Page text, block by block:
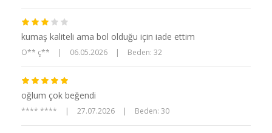
kumaş kaliteli ama bol olduğu için iade ettim
O** ç** | 06.05.2026 | Beden: 32
oğlum çok beğendi
**** **** | 27.07.2026 | Beden: 30